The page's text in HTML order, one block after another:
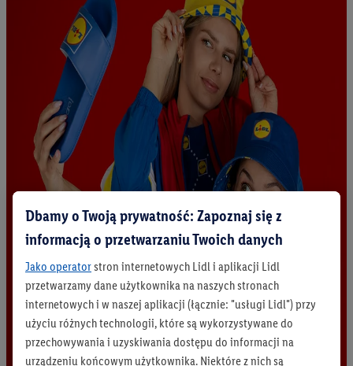
Dbamy o Twoją prywatność: Zapoznaj się z
informacją o przetwarzaniu Twoich danych
Jako operatorstron internetowych Lidl i aplikacji Lidl
przetwarzamy dane użytkownika na naszych stronach
internetowych i w naszej aplikacji (łącznie: "usługi Lidl") przy
użyciu różnych technologii, które są wykorzystywane do
przechowywania i uzyskiwania dostępu do informacji na
urządzeniu końcowym użytkownika. Niektóre z nich są